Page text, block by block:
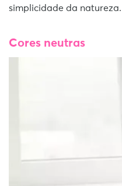
simplicidade da natureza.
Cores neutras